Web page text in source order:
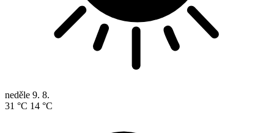
neděle 9. 8.
31 °C 14 °C